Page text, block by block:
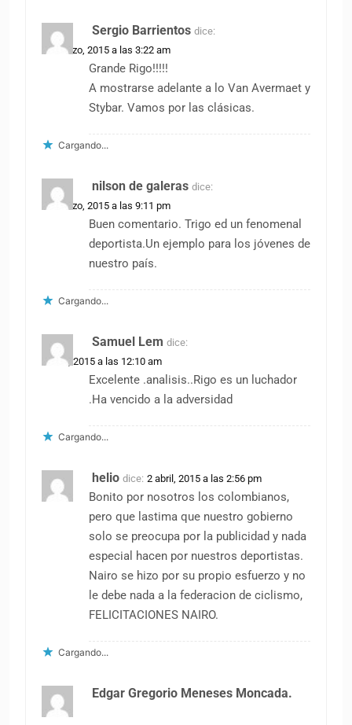
Sergio Barrientos dice:
31 marzo, 2015 a las 3:22 am
Grande Rigo!!!!!
A mostrarse adelante a lo Van Avermaet y
Stybar. Vamos por las clásicas.
Cargando...
nilson de galeras dice:
31 marzo, 2015 a las 9:11 pm
Buen comentario. Trigo ed un fenomenal
deportista.Un ejemplo para los jóvenes de
nuestro país.
Cargando...
Samuel Lem dice:
1 abril, 2015 a las 12:10 am
Excelente .analisis..Rigo es un luchador
.Ha vencido a la adversidad
Cargando...
helio dice: 2 abril, 2015 a las 2:56 pm
Bonito por nosotros los colombianos,
pero que lastima que nuestro gobierno
solo se preocupa por la publicidad y nada
especial hacen por nuestros deportistas.
Nairo se hizo por su propio esfuerzo y no
le debe nada a la federacion de ciclismo,
FELICITACIONES NAIRO.
Cargando...
Edgar Gregorio Meneses Moncada.
dice: